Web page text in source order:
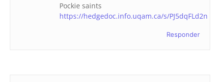
Pockie saints
https://hedgedoc.info.uqam.ca/s/PJ5dqFLd2n
Responder